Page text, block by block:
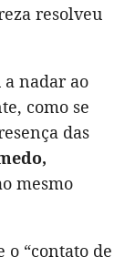
resolveu
nadar ao
como se
das
mesmo
“contato de